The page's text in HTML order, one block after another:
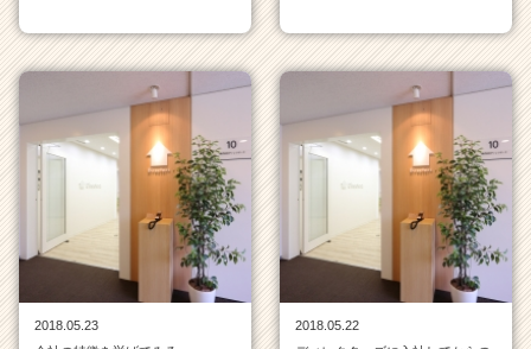
2018.05.23
2018.05.22